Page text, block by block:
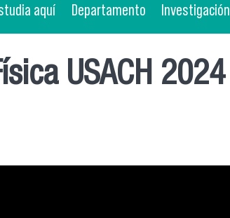
aquí Departamento Investigación
USACH 2024